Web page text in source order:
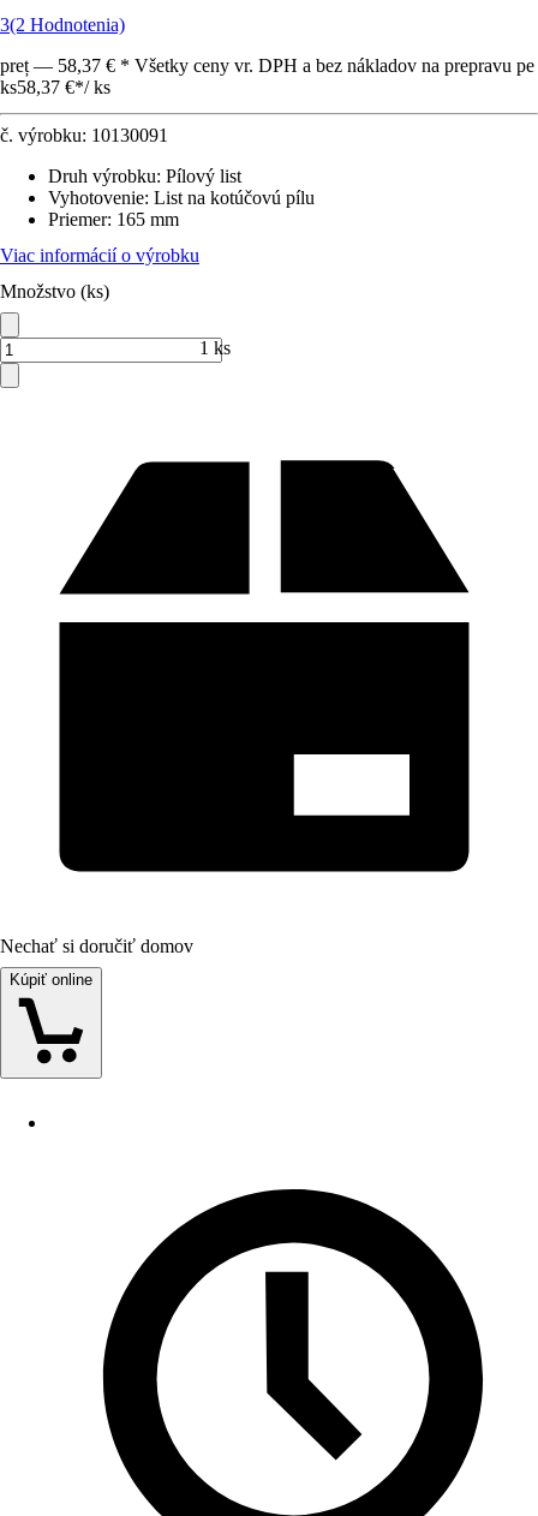
3(2 Hodnotenia)
preț — 58,37 € * Všetky ceny vr. DPH a bez nákladov na prepravu pe
ks58,37 €*/ ks
č. výrobku: 10130091
Druh výrobku: Pílový list
Vyhotovenie: List na kotúčovú pílu
Priemer: 165 mm
Viac informácií o výrobku
Množstvo (ks)
1 ks
Nechať si doručiť domov
Kúpiť online